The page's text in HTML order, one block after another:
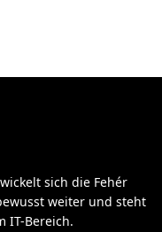
sich die Fehér
weiter und steht
IT-Bereich.